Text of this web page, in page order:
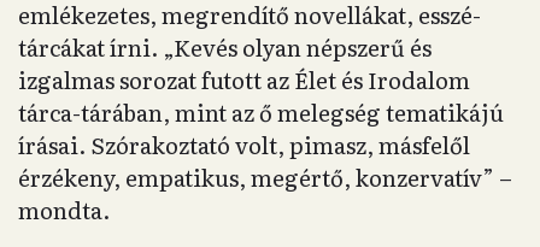
emlékezetes, megrendítő novellákat, esszé-
tárcákat írni. „Kevés olyan népszerű és
izgalmas sorozat futott az Élet és Irodalom
tárca-tárában, mint az ő melegség tematikájú
írásai. Szórakoztató volt, pimasz, másfelől
érzékeny, empatikus, megértő, konzervatív” –
mondta.